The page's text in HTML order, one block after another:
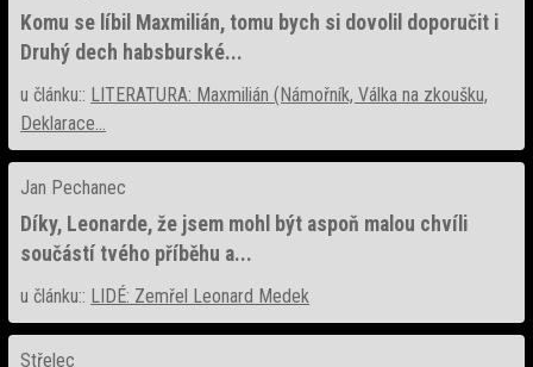
Komu se líbil Maxmilián, tomu bych si dovolil doporučit i
Druhý dech habsburské...
u článku:: LITERATURA: Maxmilián (Námořník, Válka na zkoušku,
Deklarace...
Jan Pechanec
Díky, Leonarde, že jsem mohl být aspoň malou chvíli
součástí tvého příběhu a...
u článku:: LIDÉ: Zemřel Leonard Medek
Střelec